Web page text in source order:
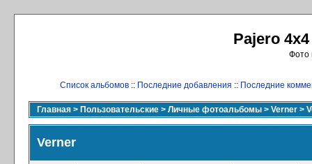
Pajero
Фото
Список альбомов :: Последние добавления :: Последние
Главная > Пользовательские > Личные фотоальбомы > Verner >
Verner